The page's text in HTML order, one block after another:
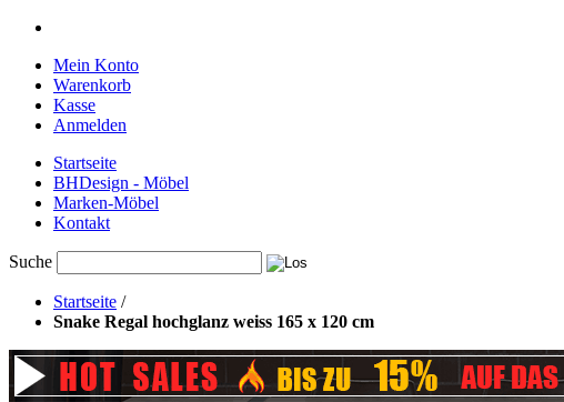
Mein Konto
Warenkorb
Kasse
Anmelden
Startseite
BHDesign - Möbel
Marken-Möbel
Kontakt
Suche
Startseite /
Snake Regal hochglanz weiss 165 x 120 cm